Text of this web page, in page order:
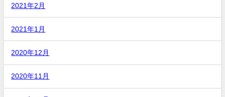
2021年2月
2021年1月
2020年12月
2020年11月